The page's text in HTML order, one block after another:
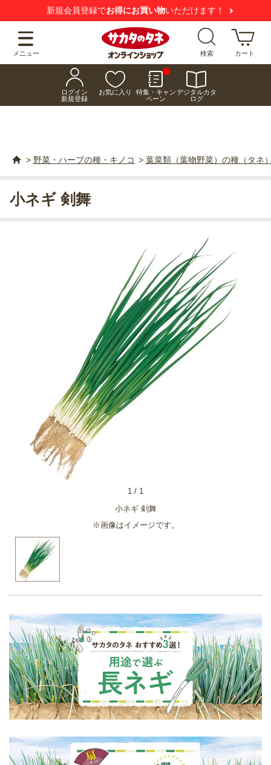
新規会員登録でお得にお買い物いただけます！
メニュー 検索 カート
ログイン
新規登録
お気に入り
特集・キャン
ペーン
デジタルカタ
ログ
> 野菜・ハーブの種・キノコ > 葉菜類（葉物野菜）の種（タネ
小ネギ 剣舞
※画像はイメージです。
1 / 1
小ネギ 剣舞